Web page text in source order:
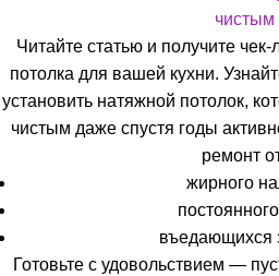
Читайте статью и получите
потолка для вашей кухни.
установить натяжной потолок,
чистым даже спустя годы
ремонт
жирного
въедающихся
Готовьте с удовольствием —